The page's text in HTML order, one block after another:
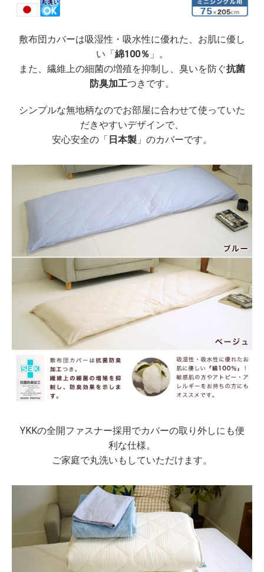
敷布団カバーは吸湿性・吸水性に優れた、お肌に優し
い「綿100％ 」。
また、繊維上の細菌の増殖を抑制し、臭いを防ぐ抗菌
防臭加工つきです。
シンプルな無地柄なのでお部屋に合わせて使っていた
だきやすいデザインで、
安心安全の「 日本製 」のカバーです。
YKKの全開ファスナー採用でカバーの取り外しにも便
利な仕様。
ご家庭で丸洗いもしていただけます。